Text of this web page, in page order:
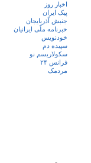
اخبار روز
پيک ايران
جنبش آذربایجان
خبرنامه ملّی ایرانیان
خودنویس
سپیده دم
سکولاریسم نو
فرانس ۲۴
مردمک